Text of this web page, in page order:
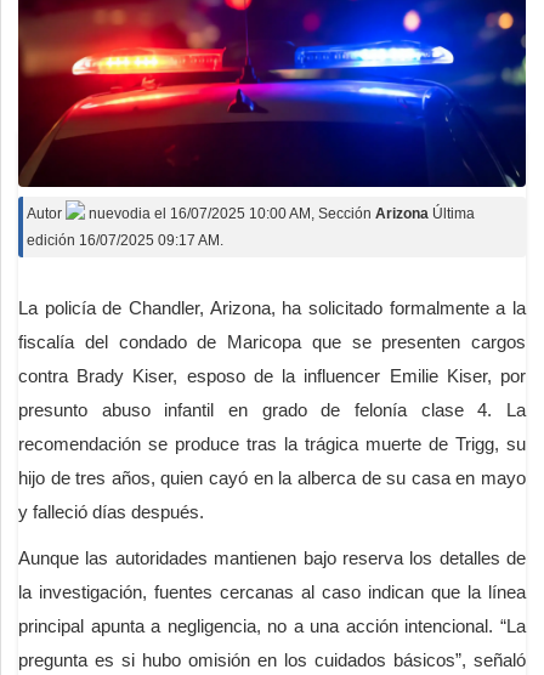
Autor nuevodia el 16/07/2025 10:00 AM , Sección Arizona Última
edición 16/07/2025 09:17 AM.
La policía de Chandler, Arizona, ha solicitado formalmente a la
fiscalía del condado de Maricopa que se presenten cargos
contra Brady Kiser, esposo de la influencer Emilie Kiser, por
presunto abuso infantil en grado de felonía clase 4. La
recomendación se produce tras la trágica muerte de Trigg, su
hijo de tres años, quien cayó en la alberca de su casa en mayo
y falleció días después.
Aunque las autoridades mantienen bajo reserva los detalles de
la investigación, fuentes cercanas al caso indican que la línea
principal apunta a negligencia, no a una acción intencional. “La
pregunta es si hubo omisión en los cuidados básicos”, señaló